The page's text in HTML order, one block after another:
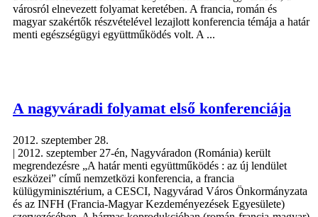
városról elnevezett folyamat keretében. A francia, román és
magyar szakértők részvételével lezajlott konferencia témája a határ
menti egészségügyi együttműködés volt. A ...
A nagyváradi folyamat első konferenciája
2012. szeptember 28.
| 2012. szeptember 27-én, Nagyváradon (Románia) került
megrendezésre „A határ menti együttműködés : az új lendület
eszközei” című nemzetközi konferencia, a francia
külügyminisztérium, a CESCI, Nagyvárad Város Önkormányzata
és az INFH (Francia-Magyar Kezdeményezések Egyesülete)